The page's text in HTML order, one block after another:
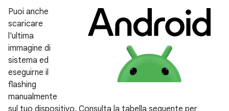
Puoi anche
scaricare
l'ultima
immagine di
sistema ed
eseguirne il
flashing
manualmente
sul tuo dispositivo. Consulta la tabella seguente per